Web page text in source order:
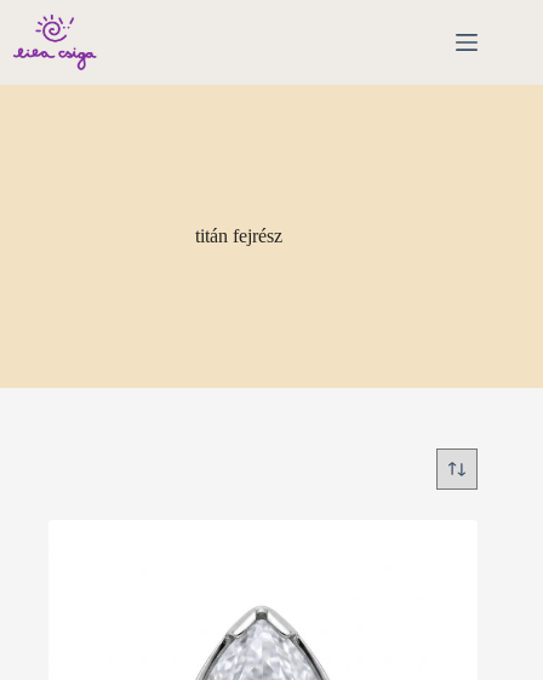
content
titán fejrész